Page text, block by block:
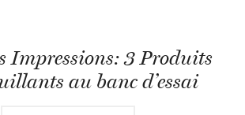
Impressions: 3 Produits
au banc d’essai